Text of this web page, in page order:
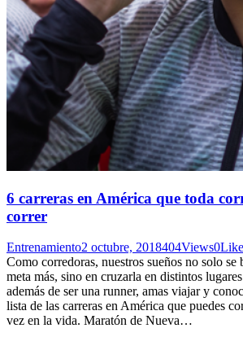
6 carreras en América que toda
correr
Entrenamiento2 octubre, 2018404Views0
Como corredoras, nuestros sueños no solo se
meta más, sino en cruzarla en distintos
además de ser una runner, amas viajar y
lista de las carreras en América que puedes
vez en la vida. Maratón de Nueva…